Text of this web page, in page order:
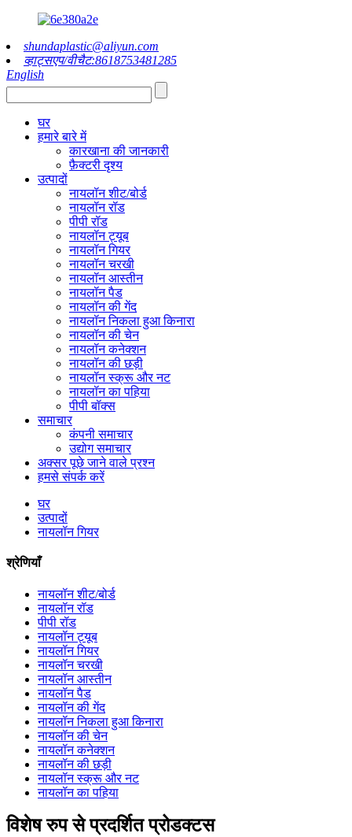
shundaplastic@aliyun.com
व्हाट्सएप/वीचैट:8618753481285
English
घर
हमारे बारे में
कारखाना की जानकारी
फ़ैक्टरी दृश्य
उत्पादों
नायलॉन शीट/बोर्ड
नायलॉन रॉड
पीपी रॉड
नायलॉन ट्यूब
नायलॉन गियर
नायलॉन चरखी
नायलॉन आस्तीन
नायलॉन पैड
नायलॉन की गेंद
नायलॉन निकला हुआ किनारा
नायलॉन की चेन
नायलॉन कनेक्शन
नायलॉन की छड़ी
नायलॉन स्क्रू और नट
नायलॉन का पहिया
पीपी बॉक्स
समाचार
कंपनी समाचार
उद्योग समाचार
अक्सर पूछे जाने वाले प्रश्न
हमसे संपर्क करें
घर
उत्पादों
नायलॉन गियर
श्रेणियाँ
नायलॉन शीट/बोर्ड
नायलॉन रॉड
पीपी रॉड
नायलॉन ट्यूब
नायलॉन गियर
नायलॉन चरखी
नायलॉन आस्तीन
नायलॉन पैड
नायलॉन की गेंद
नायलॉन निकला हुआ किनारा
नायलॉन की चेन
नायलॉन कनेक्शन
नायलॉन की छड़ी
नायलॉन स्क्रू और नट
नायलॉन का पहिया
विशेष रुप से प्रदर्शित प्रोडक्टस